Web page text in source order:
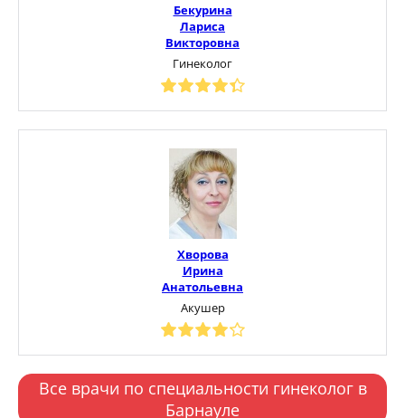
Бекурина
Лариса
Викторовна
Гинеколог
Хворова
Ирина
Анатольевна
Акушер
Все врачи по специальности гинеколог в
Барнауле